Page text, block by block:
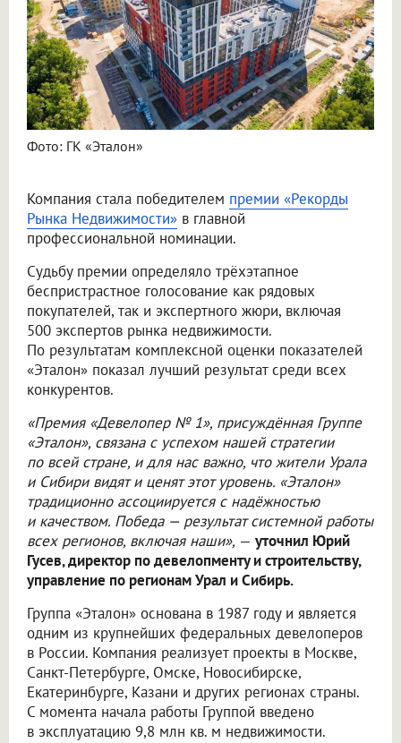
Фото: ГК «Эталон»
Компания стала победителем премии «Рекорды
Рынка Недвижимости» в главной
профессиональной номинации.
Судьбу премии определяло трёхэтапное
беспристрастное голосование как рядовых
покупателей, так и экспертного жюри, включая
500 экспертов рынка недвижимости.
По результатам комплексной оценки показателей
«Эталон» показал лучший результат среди всех
конкурентов.
«Премия «Девелопер № 1», присуждённая Группе
«Эталон», связана с успехом нашей стратегии
по всей стране, и для нас важно, что жители Урала
и Сибири видят и ценят этот уровень. «Эталон»
традиционно ассоциируется с надёжностью
и качеством. Победа — результат системной работы
всех регионов, включая наши», — уточнил Юрий
Гусев, директор по девелопменту и строительству,
управление по регионам Урал и Сибирь.
Группа «Эталон» основана в 1987 году и является
одним из крупнейших федеральных девелоперов
в России. Компания реализует проекты в Москве,
Санкт-Петербурге, Омске, Новосибирске,
Екатеринбурге, Казани и других регионах страны.
С момента начала работы Группой введено
в эксплуатацию 9,8 млн кв. м недвижимости.